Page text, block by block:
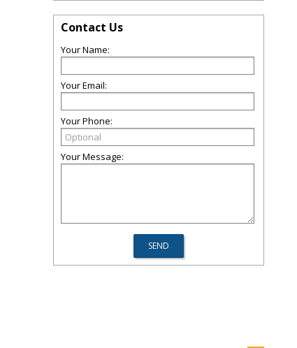
Contact Us
Your Name:
Your Email:
Your Phone:
Your Message: